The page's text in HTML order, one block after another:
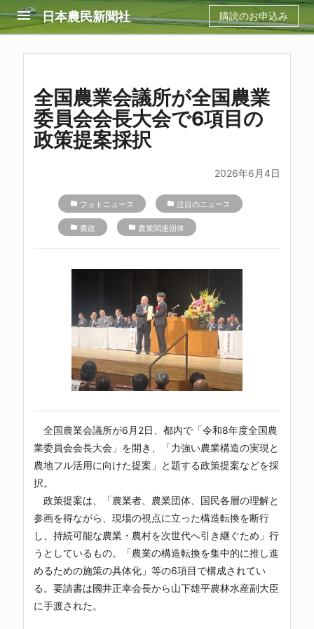
menu 日本農民新聞社 購読のお申込み
全国農業会議所が全国農業
委員会会長大会で6項目の
政策提案採択
2026年6月4日
folder フォトニュース folder 注目のニュース
folder 農政 folder 農業関連団体
全国農業会議所が6月2日、都内で「令和8年度全国農
業委員会会長大会」を開き、「力強い農業構造の実現と
農地フル活用に向けた提案」と題する政策提案などを採
択。
政策提案は、「農業者、農業団体、国民各層の理解と
参画を得ながら、現場の視点に立った構造転換を断行
し、持続可能な農業・農村を次世代へ引き継ぐため」行
うとしているもの。「農業の構造転換を集中的に推し進
めるための施策の具体化」等の6項目で構成されてい
る。要請書は國井正幸会長から山下雄平農林水産副大臣
に手渡された。